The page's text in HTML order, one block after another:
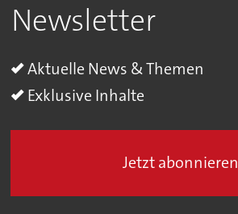
Newsletter
Aktuelle News & Themen
Exklusive Inhalte
Jetzt abonnieren